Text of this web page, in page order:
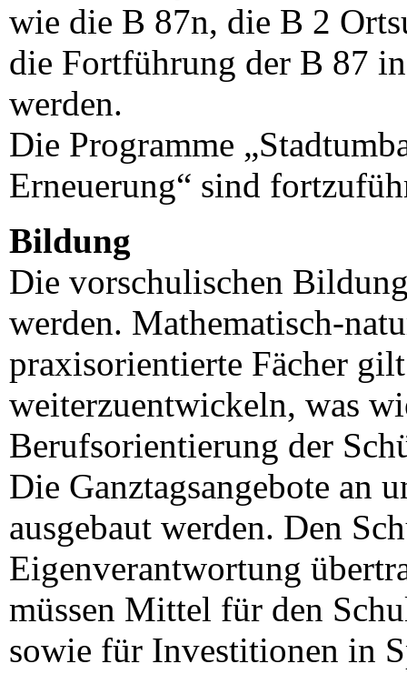
wie die B 87n, die B 2
die Fortführung der B 87
werden.
Die Programme
Erneuerung“ sind
Bildung
Die vorschulischen
werden. Mathematisch-
praxisorientierte Fächer
weiterzuentwickeln, was
Berufsorientierung der
Die Ganztagsangebote an
ausgebaut werden. Den
Eigenverantwortung
müssen Mittel für den
sowie für Investitionen in